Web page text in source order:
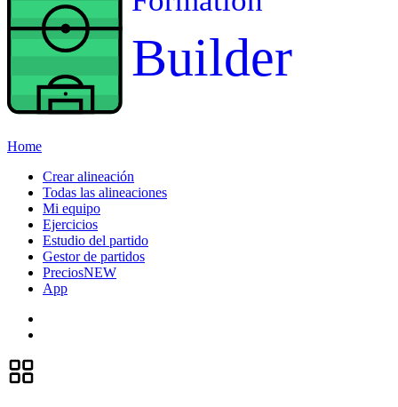
Builder
Home
Crear alineación
Todas las alineaciones
Mi equipo
Ejercicios
Estudio del partido
Gestor de partidos
PreciosNEW
App